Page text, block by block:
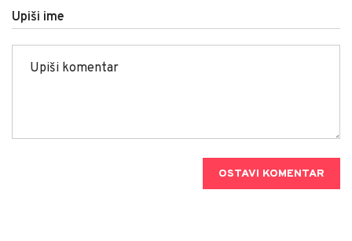
Upiši ime
OSTAVI KOMENTAR